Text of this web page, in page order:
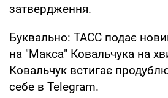
затвердження.
Буквально: ТАСС подає
на "Макса" Ковальчука на
Ковальчук встигає
себе в Telegram.